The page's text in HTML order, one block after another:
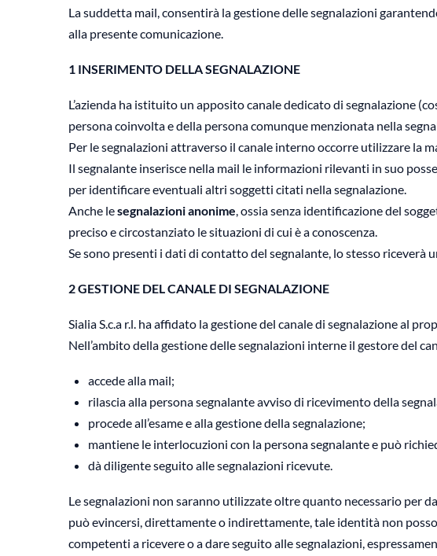
La suddetta mail, consentirà la gestione delle segnalazioni
alla presente comunicazione.
1 INSERIMENTO DELLA SEGNALAZIONE
L’azienda ha istituito un apposito canale dedicato di segnalazione
persona coinvolta e della persona comunque menzionata nella
Per le segnalazioni attraverso il canale interno occorre utilizzare la
Il segnalante inserisce nella mail le informazioni rilevanti in suo
per identificare eventuali altri soggetti citati nella segnalazione.
Anche lesegnalazioni anonime, ossia senza identificazione del
preciso e circostanziato le situazioni di cui è a conoscenza.
Se sono presenti i dati di contatto del segnalante, lo stesso riceverà
2 GESTIONE DEL CANALE DI SEGNALAZIONE
Sialia S.c.a r.l. ha affidato la gestione del canale di segnalazione al
Nell’ambito della gestione delle segnalazioni interne il gestore del
accede alla mail;
rilascia alla persona segnalante avviso di ricevimento della
procede all’esame e alla gestione della segnalazione;
mantiene le interlocuzioni con la persona segnalante e può
dà diligente seguito alle segnalazioni ricevute.
Le segnalazioni non saranno utilizzate oltre quanto necessario per
può evincersi, direttamente o indirettamente, tale identità non
competenti a ricevere o a dare seguito alle segnalazioni,